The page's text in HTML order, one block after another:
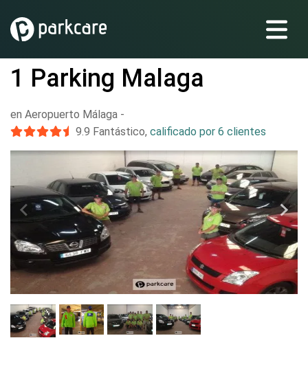
1 Parking Malaga
en Aeropuerto Málaga -
9.9 Fantástico, calificado por 6 clientes